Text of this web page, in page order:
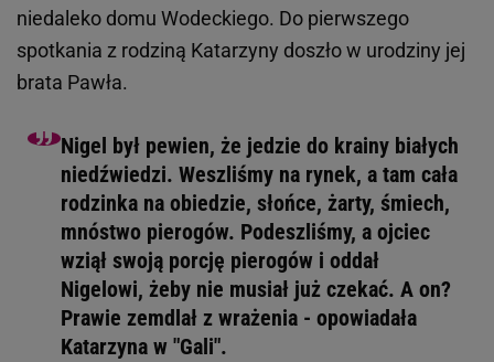
niedaleko domu Wodeckiego. Do pierwszego
spotkania z rodziną Katarzyny doszło w urodziny jej
brata Pawła.
Nigel był pewien, że jedzie do krainy białych
niedźwiedzi. Weszliśmy na rynek, a tam cała
rodzinka na obiedzie, słońce, żarty, śmiech,
mnóstwo pierogów. Podeszliśmy, a ojciec
wziął swoją porcję pierogów i oddał
Nigelowi, żeby nie musiał już czekać. A on?
Prawie zemdlał z wrażenia - opowiadała
Katarzyna w "Gali".